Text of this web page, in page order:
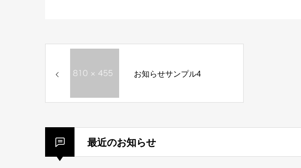
お知らせサンプル4
最近のお知らせ